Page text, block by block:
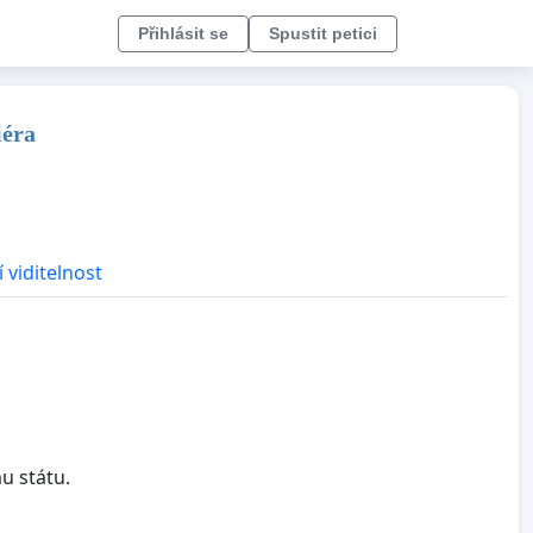
Přihlásit se Spustit petici
viditelnost
státu.